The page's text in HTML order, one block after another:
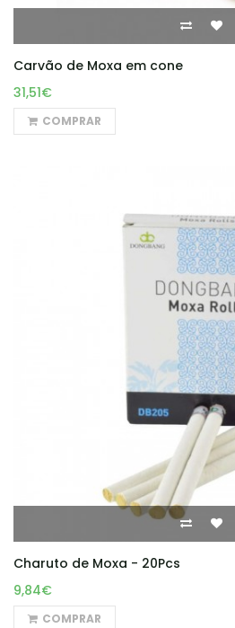
Carvão de Moxa em cone
31,51€
COMPRAR
Charuto de Moxa - 20Pcs
9,84€
COMPRAR